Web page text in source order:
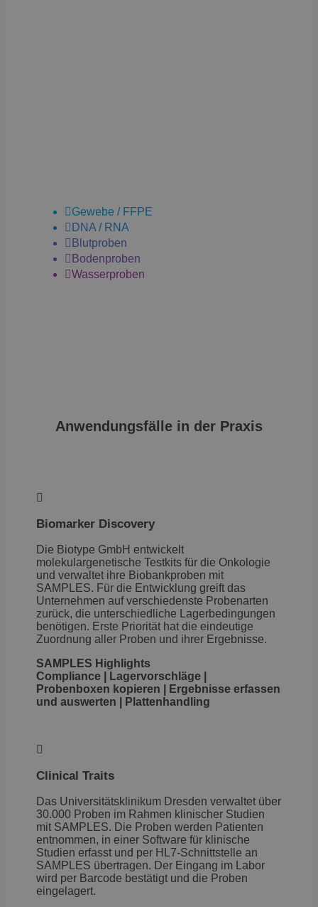
 Gewebe / FFPE
 DNA / RNA
 Blutproben
 Bodenproben
Wasserproben
Anwendungsfälle in der Praxis

Biomarker Discovery
Die Biotype GmbH entwickelt
molekulargenetische Testkits für die Onkologie
und verwaltet ihre Biobankproben mit
SAMPLES. Für die Entwicklung greift das
Unternehmen auf verschiedenste Probenarten
zurück, die unterschiedliche Lagerbedingungen
benötigen. Erste Priorität hat die eindeutige
Zuordnung aller Proben und ihrer Ergebnisse.
SAMPLES Highlights
Compliance | Lagervorschläge |
Probenboxen kopieren | Ergebnisse erfassen
und auswerten | Plattenhandling

Clinical Traits
Das Universitätsklinikum Dresden verwaltet über
30.000 Proben im Rahmen klinischer Studien
mit SAMPLES. Die Proben werden Patienten
entnommen, in einer Software für klinische
Studien erfasst und per HL7-Schnittstelle an
SAMPLES übertragen. Der Eingang im Labor
wird per Barcode bestätigt und die Proben
eingelagert.